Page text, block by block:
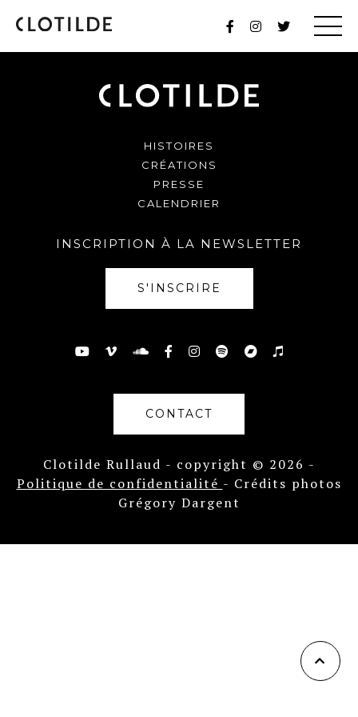
HISTOIRES
CRÉATIONS
PRESSE
CALENDRIER
INSCRIPTION À LA NEWSLETTER
S'INSCRIRE
CONTACT
Clotilde Rullaud - copyright © 2026 -
Politique de confidentialité - Crédits photos
Grégory Dargent